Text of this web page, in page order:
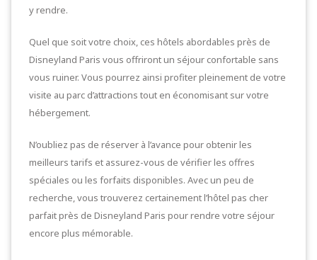
y rendre.
Quel que soit votre choix, ces hôtels abordables près de
Disneyland Paris vous offriront un séjour confortable sans
vous ruiner. Vous pourrez ainsi profiter pleinement de votre
visite au parc d’attractions tout en économisant sur votre
hébergement.
N’oubliez pas de réserver à l’avance pour obtenir les
meilleurs tarifs et assurez-vous de vérifier les offres
spéciales ou les forfaits disponibles. Avec un peu de
recherche, vous trouverez certainement l’hôtel pas cher
parfait près de Disneyland Paris pour rendre votre séjour
encore plus mémorable.